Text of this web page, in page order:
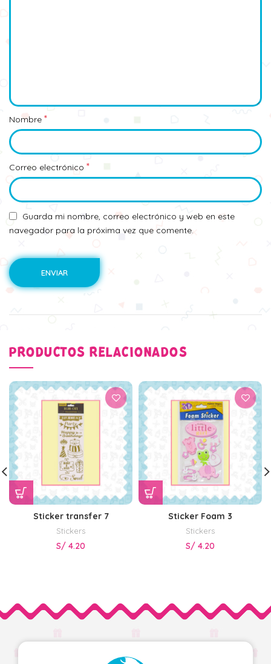
Nombre *
Correo electrónico *
Guarda mi nombre, correo electrónico y web en este
navegador para la próxima vez que comente.
PRODUCTOS RELACIONADOS
Sticker transfer 7
Stickers
S/ 4.20
Sticker Foam 3
Stickers
S/ 4.20